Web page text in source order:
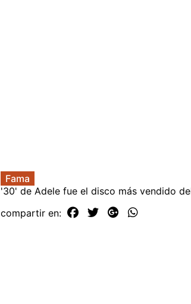
Fama
'30' de Adele fue el disco más vendido
compartir en: